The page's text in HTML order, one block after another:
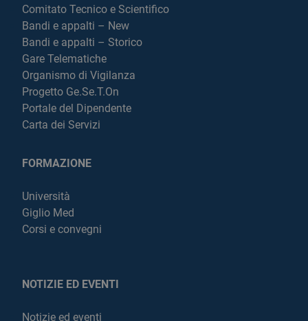
Comitato Tecnico e Scientifico
Bandi e appalti – New
Bandi e appalti – Storico
Gare Telematiche
Organismo di Vigilanza
Progetto Ge.Se.T.On
Portale del Dipendente
Carta dei Servizi
FORMAZIONE
Università
Giglio Med
Corsi e convegni
NOTIZIE ED EVENTI
Notizie ed eventi